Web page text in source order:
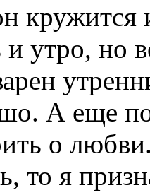
и утро, но
А еще
о
то я